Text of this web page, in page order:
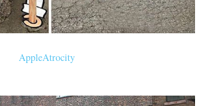
AppleAtrocity